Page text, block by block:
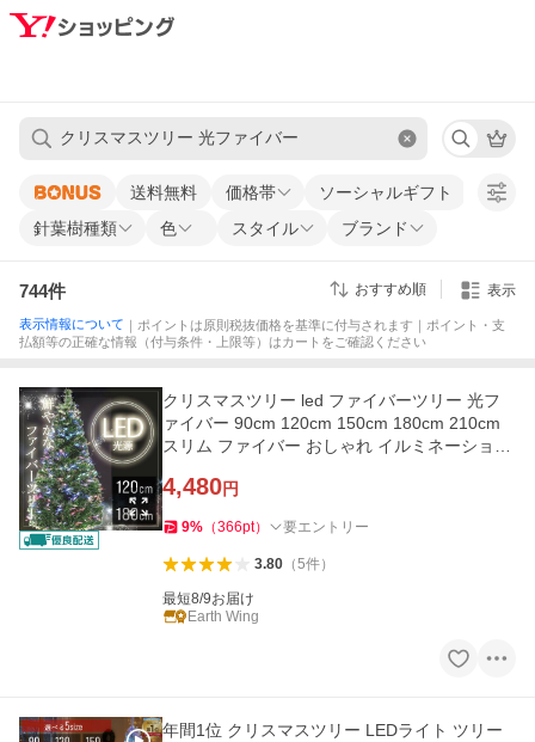
送料無料 価格帯
ソーシャルギフト
針葉樹種類
色 スタイル ブランド
744件 おすすめ順 表示
表示情報について ｜ポイントは原則税抜価格を基準に付与されます｜ポイント・支
払額等の正確な情報（付与条件・上限等）はカートをご確認ください
クリスマスツリー led ファイバーツリー 光フ
ァイバー 90cm 120cm 150cm 180cm 210cm
スリム ファイバー おしゃれ イルミネーション
4,480円
9% （366pt） 要エントリー
3.80（5件）
最短8/9お届け
Earth Wing
年間1位 クリスマスツリー LEDライト ツリー